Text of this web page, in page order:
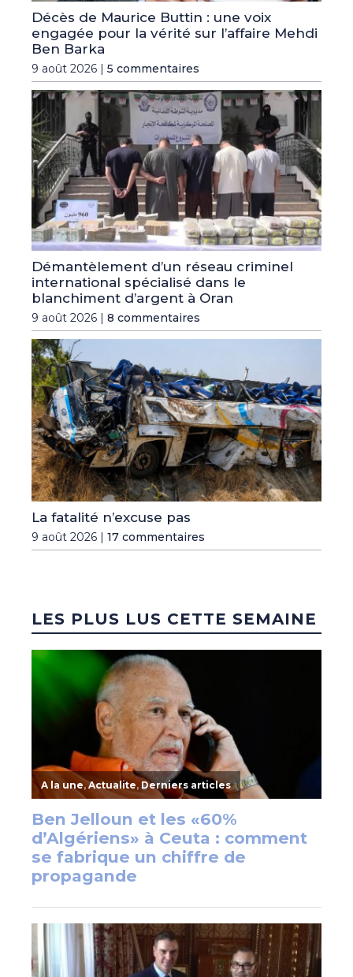
Décès de Maurice Buttin : une voix
engagée pour la vérité sur l’affaire Mehdi
Ben Barka
9 août 2026 | 5 commentaires
Démantèlement d’un réseau criminel
international spécialisé dans le
blanchiment d’argent à Oran
9 août 2026 | 8 commentaires
La fatalité n’excuse pas
9 août 2026 | 17 commentaires
LES PLUS LUS CETTE SEMAINE